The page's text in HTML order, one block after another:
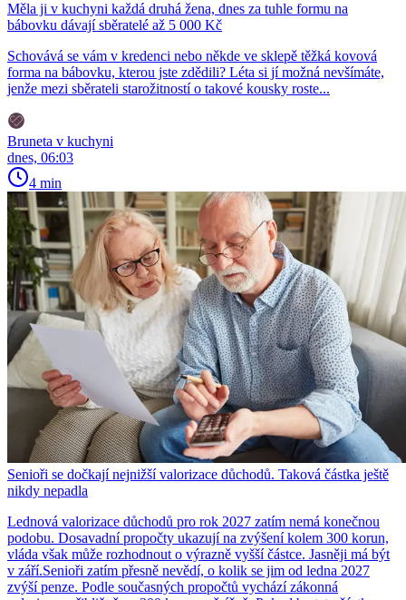
Měla ji v kuchyni každá druhá žena, dnes za tuhle formu na
bábovku dávají sběratelé až 5 000 Kč
Schovává se vám v kredenci nebo někde ve sklepě těžká kovová
forma na bábovku, kterou jste zdědili? Léta si jí možná nevšímáte,
jenže mezi sběrateli starožitností o takové kousky roste...
Bruneta v kuchyni
dnes, 06:03
4 min
Senioři se dočkají nejnižší valorizace důchodů. Taková částka ještě
nikdy nepadla
Lednová valorizace důchodů pro rok 2027 zatím nemá konečnou
podobu. Dosavadní propočty ukazují na zvýšení kolem 300 korun,
vláda však může rozhodnout o výrazně vyšší částce. Jasněji má být
v září.Senioři zatím přesně nevědí, o kolik se jim od ledna 2027
zvýší penze. Podle současných propočtů vychází zákonná